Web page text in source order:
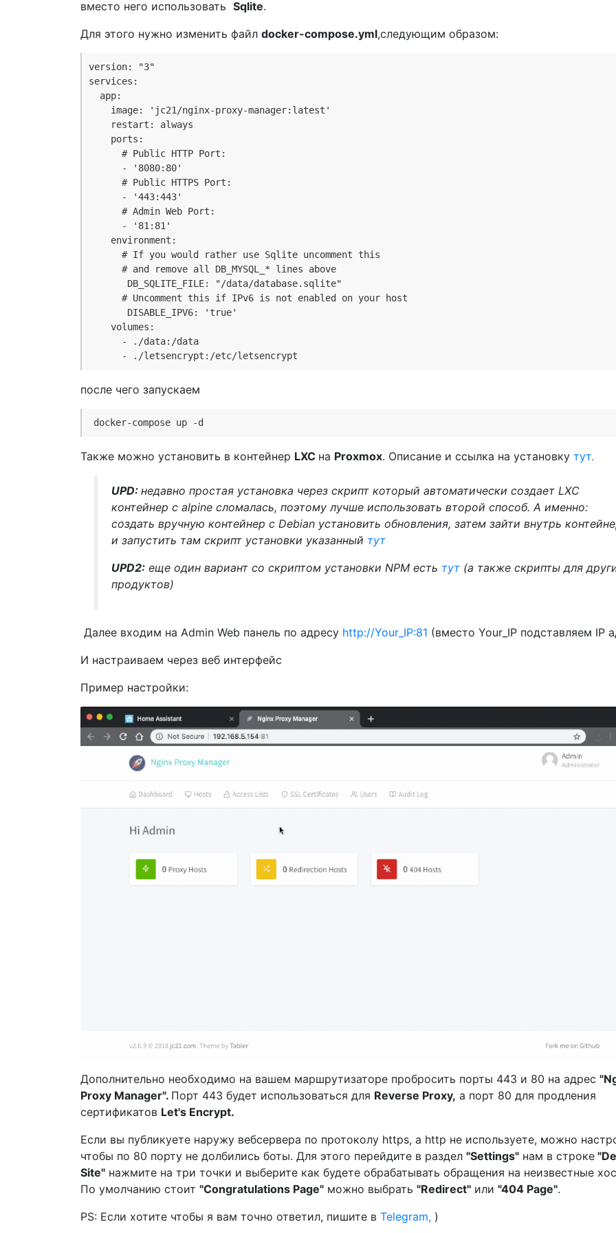
вместо него использовать Sqlite.
Для этого нужно изменить файл docker-compose.yml,следующим образом:
version: "3"
services:
app:
image: 'jc21/nginx-proxy-manager:latest'
restart: always
ports:
# Public HTTP Port:
- '8080:80'
# Public HTTPS Port:
- '443:443'
# Admin Web Port:
- '81:81'
environment:
# If you would rather use Sqlite uncomment this
# and remove all DB_MYSQL_* lines above
DB_SQLITE_FILE: "/data/database.sqlite"
# Uncomment this if IPv6 is not enabled on your host
DISABLE_IPV6: 'true'
volumes:
- ./data:/data
- ./letsencrypt:/etc/letsencrypt
после чего запускаем
docker-compose up -d
Также можно установить в контейнер LXC на Proxmox. Опиcание и ссылка на установку тут.
UPD: недавно простая установка через скрипт который автоматически создает LXC
контейнер с alpine сломалась, поэтому лучше использовать второй способ. А именно:
создать вручную контейнер с Debian установить обновления, затем зайти внутрь
и запустить там скрипт установки указанный тут
UPD2: еще один вариант со скриптом установки NPM есть тут (а также скрипты для
продуктов)
Далее входим на Admin Web панель по адресу http://Your_IP:81 (вместо Your_IP подставляем IP
И настраиваем через веб интерфейс
Пример настройки:
Дополнительно необходимо на вашем маршрутизаторе пробросить порты 443 и 80 на адрес
Proxy Manager". Порт 443 будет использоваться для Reverse Proxy, а порт 80 для продления
сертификатов Let's Encrypt.
Если вы публикуете наружу вебсервера по протоколу https, а http не используете, можно
чтобы по 80 порту не долбились боты. Для этого перейдите в раздел "Settings" нам в строке
Site" нажмите на три точки и выберите как будете обрабатывать обращения на неизвестные
По умолчанию стоит "Congratulations Page" можно выбрать "Redirect" или "404 Page".
PS: Если хотите чтобы я вам точно ответил, пишите в Telegram, )